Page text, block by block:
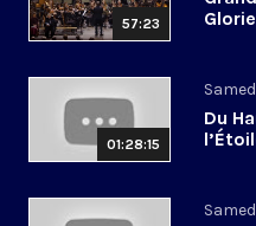
57:23
01:28:15
Du